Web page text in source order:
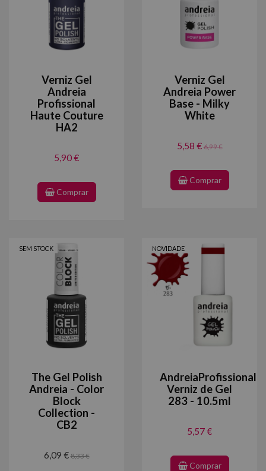
Verniz Gel
Andreia
Profissional
Haute Couture
HA2
5,90 €
Comprar
Verniz Gel
Andreia Power
Base - Milky
White
5,58 €6,99 €
Comprar
SEM STOCK
The Gel Polish
Andreia - Color
Block
Collection -
CB2
6,09 €8,33 €
NOVIDADE
AndreiaProfissional
Verniz de Gel
283 - 10.5ml
5,57 €
Comprar